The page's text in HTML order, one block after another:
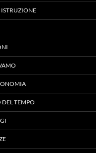
ISTRUZIONE
DEL TEMPO